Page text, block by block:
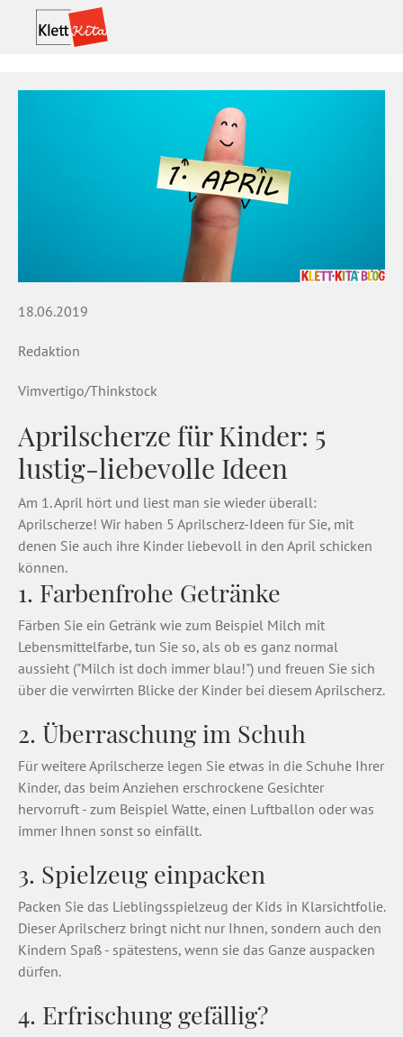
18.06.2019
Redaktion
Vimvertigo/Thinkstock
Aprilscherze für Kinder: 5
lustig-liebevolle Ideen
Am 1. April hört und liest man sie wieder überall:
Aprilscherze! Wir haben 5 Aprilscherz-Ideen für Sie, mit
denen Sie auch ihre Kinder liebevoll in den April schicken
können.
1. Farbenfrohe Getränke
Färben Sie ein Getränk wie zum Beispiel Milch mit
Lebensmittelfarbe, tun Sie so, als ob es ganz normal
aussieht ("Milch ist doch immer blau!") und freuen Sie sich
über die verwirrten Blicke der Kinder bei diesem Aprilscherz.
2. Überraschung im Schuh
Für weitere Aprilscherze legen Sie etwas in die Schuhe Ihrer
Kinder, das beim Anziehen erschrockene Gesichter
hervorruft - zum Beispiel Watte, einen Luftballon oder was
immer Ihnen sonst so einfällt.
3. Spielzeug einpacken
Packen Sie das Lieblingsspielzeug der Kids in Klarsichtfolie.
Dieser Aprilscherz bringt nicht nur Ihnen, sondern auch den
Kindern Spaß - spätestens, wenn sie das Ganze auspacken
dürfen.
4. Erfrischung gefällig?